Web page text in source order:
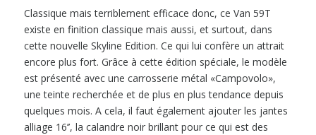
Classique mais terriblement efficace donc, ce Van 59T
existe en finition classique mais aussi, et surtout, dans
cette nouvelle Skyline Edition. Ce qui lui confère un attrait
encore plus fort. Grâce à cette édition spéciale, le modèle
est présenté avec une carrosserie métal «Campovolo»,
une teinte recherchée et de plus en plus tendance depuis
quelques mois. A cela, il faut également ajouter les jantes
alliage 16’’, la calandre noir brillant pour ce qui est des